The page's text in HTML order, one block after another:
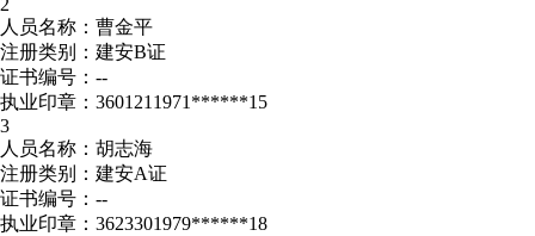
2
人员名称：曹金平
注册类别：建安B证
证书编号：--
执业印章：3601211971******15
3
人员名称：胡志海
注册类别：建安A证
证书编号：--
执业印章：3623301979******18